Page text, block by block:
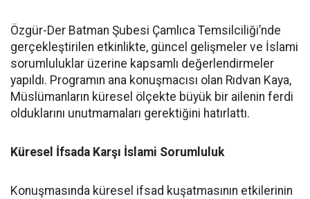
Özgür-Der Batman Şubesi Çamlıca Temsilciliği’nde
gerçekleştirilen etkinlikte, güncel gelişmeler ve İslami
sorumluluklar üzerine kapsamlı değerlendirmeler
yapıldı. Programın ana konuşmacısı olan Rıdvan Kaya,
Müslümanların küresel ölçekte büyük bir ailenin ferdi
olduklarını unutmamaları gerektiğini hatırlattı.
Küresel İfsada Karşı İslami Sorumluluk
Konuşmasında küresel ifsad kuşatmasının etkilerinin